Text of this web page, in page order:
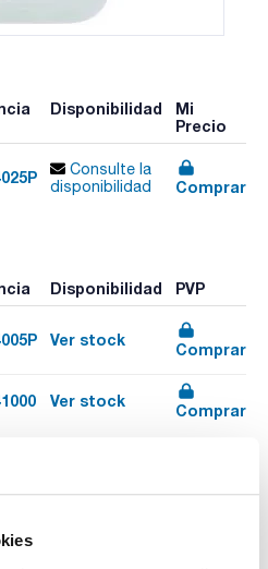
Disponibilidad
Mi
Precio
Consulte la
disponibilidad
Comprar
Disponibilidad PVP
Ver stock
Comprar
Ver stock
Comprar